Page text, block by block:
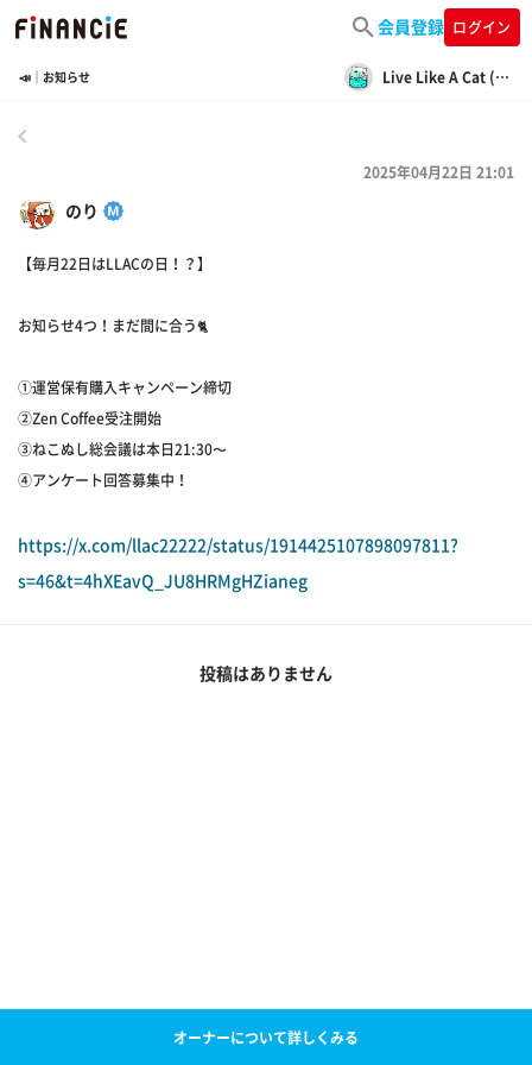
会員登録 ログイン
📣｜お知らせ Live Like A Cat (LLAC)
のり
2025年04月22日 21:01
【毎月22日はLLACの日！？】
お知らせ4つ！まだ間に合う🐈
①運営保有購入キャンペーン締切
②Zen Coffee受注開始
③ねこぬし総会議は本日21:30〜
④アンケート回答募集中！
https://x.com/llac22222/status/1914425107898097811?
s=46&t=4hXEavQ_JU8HRMgHZianeg
投稿はありません
オーナーについて詳しくみる